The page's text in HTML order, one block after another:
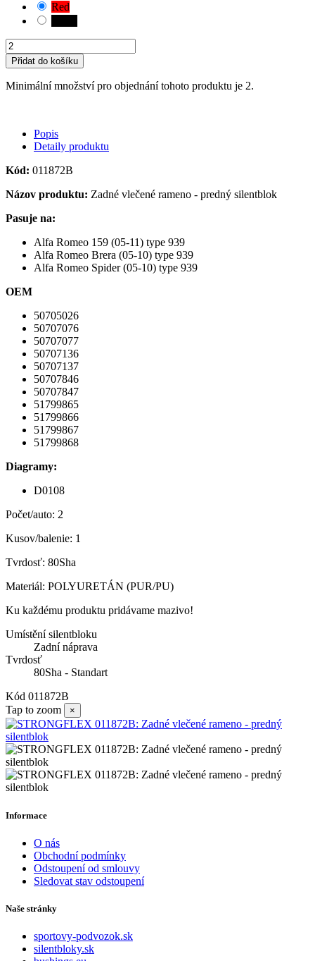
Red
Přidat do košíku
Minimální množství pro objednání tohoto produktu je 2.
Popis
Detaily produktu
Kód: 011872B
Názov produktu: Zadné vlečené rameno - predný silentblok
Pasuje na:
Alfa Romeo 159 (05-11) type 939
Alfa Romeo Brera (05-10) type 939
Alfa Romeo Spider (05-10) type 939
OEM
50705026
50707076
50707077
50707136
50707137
50707846
50707847
51799865
51799866
51799867
51799868
Diagramy:
D0108
Počet/auto: 2
Kusov/balenie: 1
Tvrdosť: 80Sha
Materiál: POLYURETÁN (PUR/PU)
Ku každému produktu pridávame mazivo!
Umístění silentbloku
Zadní náprava
Tvrdosť
80Sha - Standart
Kód 011872B
Tap to zoom
×
Informace
O nás
Obchodní podmínky
Odstoupení od smlouvy
Sledovat stav odstoupení
Naše stránky
sportovy-podvozok.sk
silentbloky.sk